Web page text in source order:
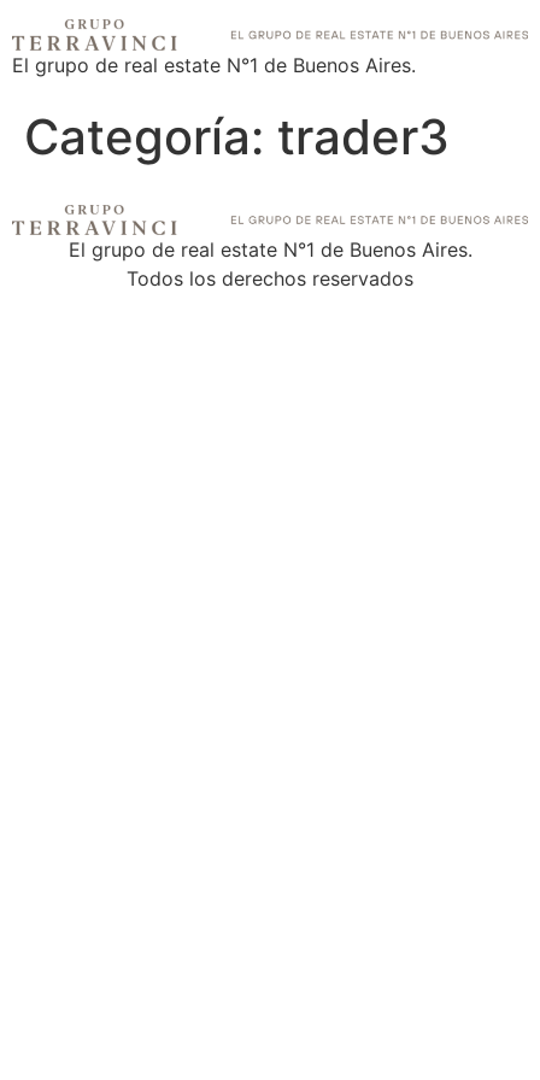
El grupo de real estate N°1 de Buenos Aires.
Categoría: trader3
El grupo de real estate N°1 de Buenos Aires.
Todos los derechos reservados